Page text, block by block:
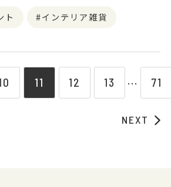
ト インテリア雑貨
11 12 13 ⋯ 71
NEXT